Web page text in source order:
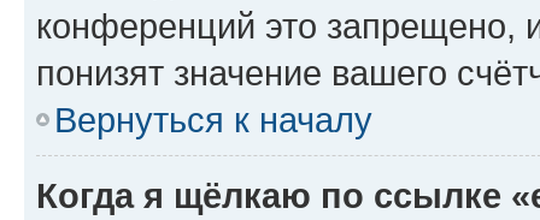
конференций это запрещено,
понизят значение вашего
Вернуться к началу
Когда я щёлкаю по ссылке